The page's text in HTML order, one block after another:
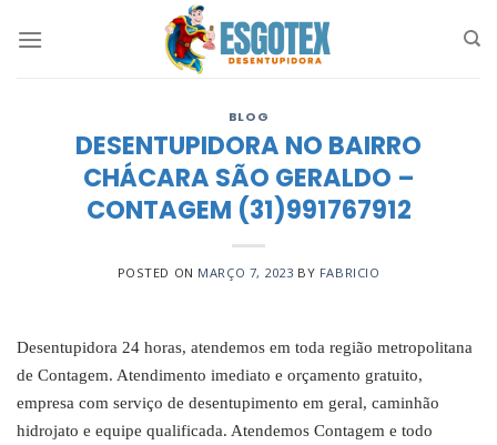
BLOG
DESENTUPIDORA NO BAIRRO
CHÁCARA SÃO GERALDO –
CONTAGEM (31)991767912
POSTED ON MARÇO 7, 2023 BY FABRICIO
Desentupidora 24 horas, atendemos em toda região metropolitana
de Contagem. Atendimento imediato e orçamento gratuito,
empresa com serviço de desentupimento em geral, caminhão
hidrojato e equipe qualificada. Atendemos Contagem e todo